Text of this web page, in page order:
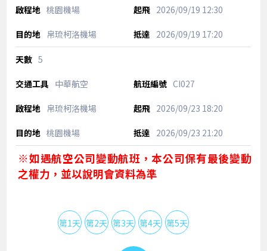
桃園機場 2026/09/19 12:30
帛琉柯洛機場 2026/09/19 17:20
5
中華航空 CI027
帛琉柯洛機場 2026/09/23 18:20
桃園機場 2026/09/23 21:20
※如遇航空公司變動航班，本公司保有最後變動
之權力，並以說明會資料為準
第1天 第2天 第3天 第4天 第5天